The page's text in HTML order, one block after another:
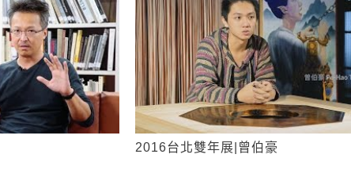
2016台北雙年展|曾伯豪